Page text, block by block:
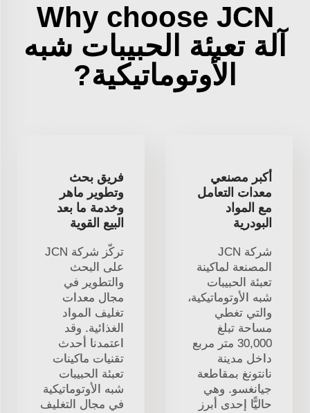
Why choose JCN
آلة تعبئة الحبيبات شبه
الأوتوماتيكية?
أكبر مصنعي
معدات التعامل
مع المواد
البودرية
شركة JCN
المصنعة لماكينة
تعبئة الحبيبات
شبه الأوتوماتيكية،
والتي تغطي
مساحة تبلغ
30,000 متر مربع
داخل مدينة
نانتونغ بمقاطعة
جيانغسو. وهي
حاليًّا إحدى أبرز
فريق بحث
وتطوير ماهر
وخدمة ما بعد
البيع القوية
تركّز شركة JCN
على البحث
والتطوير في
مجال معدات
تغليف المواد
الغذائية. وقد
اعتمدنا أحدث
تقنيات ماكينات
تعبئة الحبيبات
شبه الأوتوماتيكية
في مجال التغليف